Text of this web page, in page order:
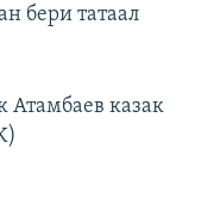
бери татаал
Атамбаев казак